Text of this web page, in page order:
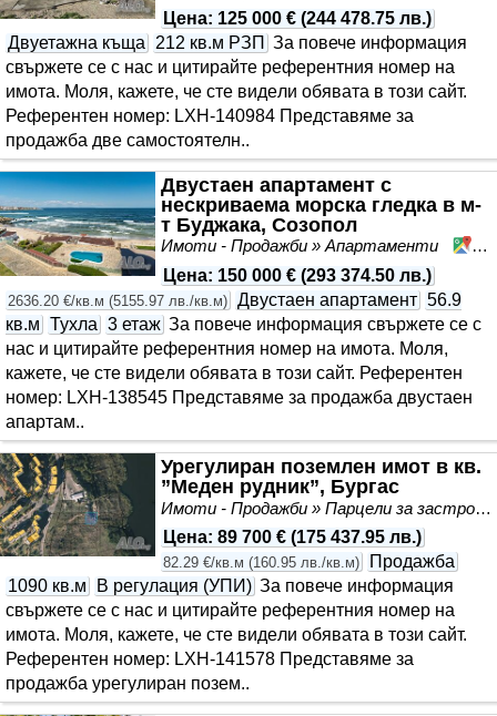
Цена: 125 000 € (244 478.75 лв.)
Двуетажна къща 212 кв.м РЗП За повече информация
свържете се с нас и цитирайте референтния номер на
имота. Моля, кажете, че сте видeли обявата в този сайт.
Референтен номер: LXH-140984 Представяме за
продажба две самостоятелн..
Двустаен апартамент с
нескриваема морска гледка в м-
т Буджака, Созопол
Имоти - Продажби » Апартаменти
Цена: 150 000 € (293 374.50 лв.)
2636.20 €/кв.м (5155.97 лв./кв.м) Двустаен апартамент 56.9
кв.м Тухла 3 етаж За повече информация свържете се с
нас и цитирайте референтния номер на имота. Моля,
кажете, че сте видeли обявата в този сайт. Референтен
номер: LXH-138545 Представяме за продажба двустаен
апартам..
Урегулиран поземлен имот в кв.
”Меден рудник”, Бургас
Имоти - Продажби » Парцели за застрояване, Инвестиционни проекти
Цена: 89 700 € (175 437.95 лв.)
82.29 €/кв.м (160.95 лв./кв.м)
Продажба
1090 кв.м
В регулация (УПИ) За повече информация
свържете се с нас и цитирайте референтния номер на
имота. Моля, кажете, че сте видeли обявата в този сайт.
Референтен номер: LXH-141578 Представяме за
продажба урегулиран позем..